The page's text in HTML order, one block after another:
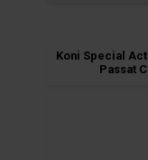
Koni Special
Passat